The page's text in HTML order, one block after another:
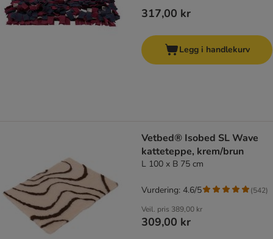
317,00 kr
Legg i handlekurv
Vetbed® Isobed SL Wave
katteteppe, krem/brun
L 100 x B 75 cm
Veil. pris 389,00 kr
309,00 kr
Vurdering: 4.6/5 (542)